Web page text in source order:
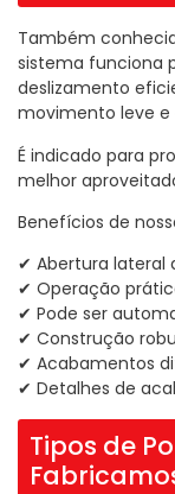
Também
sistema funciona
deslizamento
movimento leve e
É indicado para
melhor
Benefícios de
✔ Abertura lateral
✔ Operação
✔ Pode ser
✔ Construção
✔ Acabamentos
✔ Detalhes de
Tipos de